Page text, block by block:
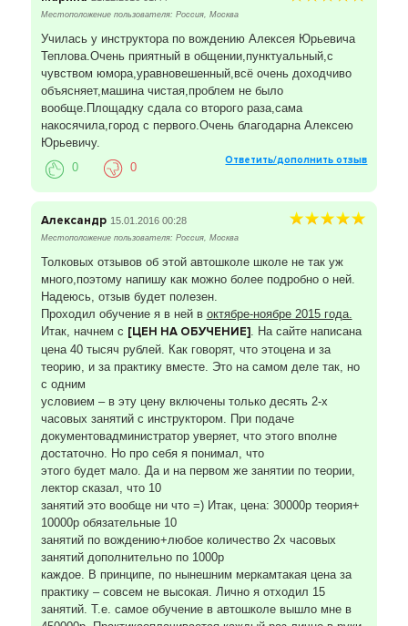
Набор групп на все категории постоянный!
Местоположение пользователя: Россия, Москва
Училась у инструктора по вождению Алексея Юрьевича
Теплова.Очень приятный в общении,пунктуальный,с
чувством юмора,уравновешенный,всё очень доходчиво
объясняет,машина чистая,проблем не было
вообще.Площадку сдала со второго раза,сама
накосячила,город с первого.Очень благодарна Алексею
Юрьевичу.
Ответить/дополнить отзыв
0 0
Александр 15.01.2016 00:28
Местоположение пользователя: Россия, Москва
Толковых отзывов об этой автошколе школе не так уж
много,поэтому напишу как можно более подробно о ней.
Надеюсь, отзыв будет полезен.
Проходил обучение я в ней в октябре-ноябре 2015 года.
Итак, начнем с [ЦЕН НА ОБУЧЕНИЕ]. На сайте написана
цена 40 тысяч рублей. Как говорят, что этоцена и за
теорию, и за практику вместе. Это на самом деле так, но
с одним
условием – в эту цену включены только десять 2-х
часовых занятий с инструктором. При подаче
документовадминистратор уверяет, что этого вполне
достаточно. Но про себя я понимал, что
этого будет мало. Да и на первом же занятии по теории,
лектор сказал, что 10
занятий это вообще ни что =) Итак, цена: 30000р теория+
10000р обязательные 10
занятий по вождению+любое количество 2х часовых
занятий дополнительно по 1000р
каждое. В принципе, по нынешним меркамтакая цена за
практику – совсем не высокая. Лично я отходил 15
занятий. Т.е. самое обучение в автошколе вышло мне в